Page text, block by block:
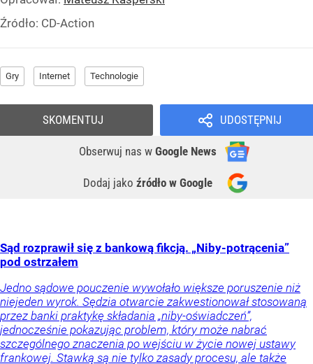
Źródło: CD-Action
Gry Internet Technologie
UDOSTĘPNIJ
Obserwuj nas w Google News
Dodaj jako źródło w Google
SKOMENTUJ
Sąd rozprawił się z bankową fikcją. „Niby-potrącenia”
pod ostrzałem
Jedno sądowe pouczenie wywołało większe poruszenie niż
niejeden wyrok. Sędzia otwarcie zakwestionował stosowaną
przez banki praktykę składania „niby-oświadczeń”,
jednocześnie pokazując problem, który może nabrać
szczególnego znaczenia po wejściu w życie nowej ustawy
frankowej. Stawką są nie tylko zasady procesu, ale także